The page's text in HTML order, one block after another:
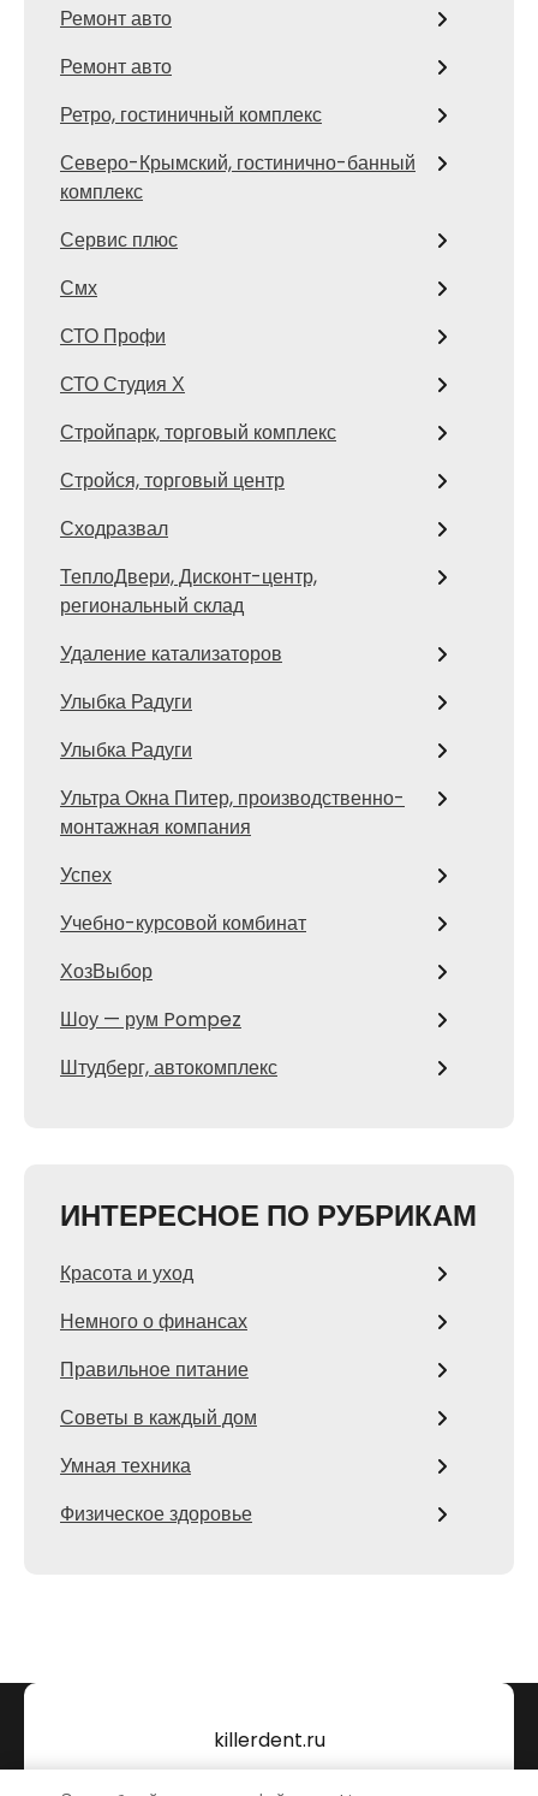
Ремонт авто
Ремонт авто
Ретро, гостиничный комплекс
Северо-Крымский, гостинично-банный
комплекс
Сервис плюс
Смх
СТО Профи
СТО Студия Х
Стройпарк, торговый комплекс
Стройся, торговый центр
Сходразвал
ТеплоДвери, Дисконт-центр,
региональный склад
Удаление катализаторов
Улыбка Радуги
Улыбка Радуги
Ультра Окна Питер, производственно-
монтажная компания
Успех
Учебно-курсовой комбинат
ХозВыбор
Шоу — рум Pompez
Штудберг, автокомплекс
ИНТЕРЕСНОЕ ПО РУБРИКАМ
Красота и уход
Немного о финансах
Правильное питание
Советы в каждый дом
Умная техника
Физическое здоровье
killerdent.ru